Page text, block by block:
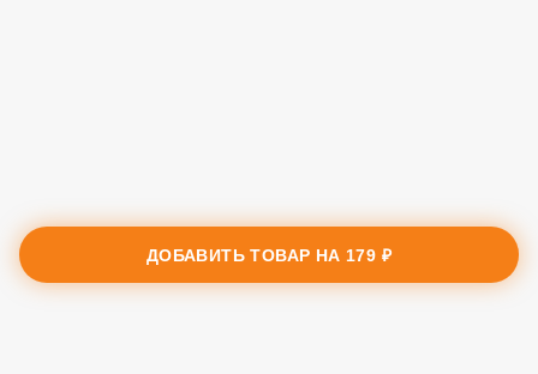
ДОБАВИТЬ ТОВАР НА 179 ₽